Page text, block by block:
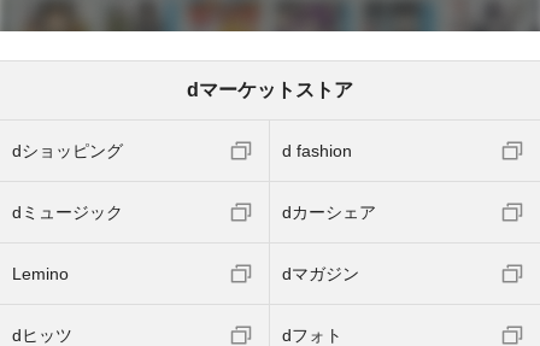
dマーケットストア
dショッピング d fashion
dミュージック dカーシェア
Lemino dマガジン
dヒッツ dフォト